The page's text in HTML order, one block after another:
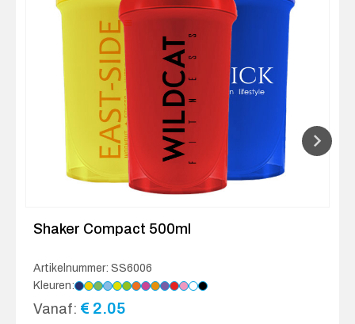
Shaker Compact 500ml
Artikelnummer: SS6006
Kleuren:
Vanaf: € 2.05